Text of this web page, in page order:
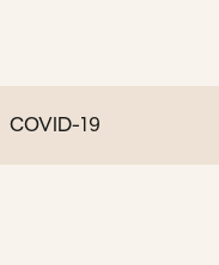
COVID-19